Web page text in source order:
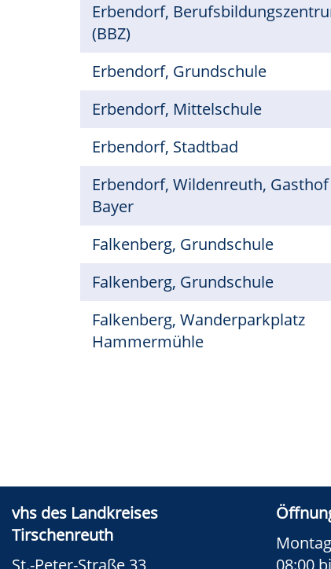
Erbendorf,
(BBZ)
Erbendorf, Grundschule
Erbendorf, Mittelschule
Erbendorf, Stadtbad
Erbendorf, Wildenreuth, Gasthof
Bayer
Falkenberg, Grundschule
Falkenberg, Grundschule
Falkenberg, Wanderparkplatz
Hammermühle
vhs des Landkreises
Tirschenreuth